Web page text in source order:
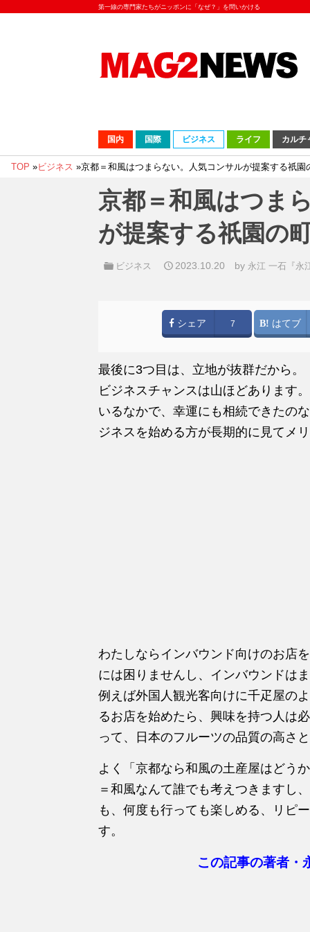
第一線の専門家たちがニッポンに「なぜ？」を問いかける
国内 国際 ビジネス ライフ カルチ
TOP »ビジネス »京都＝和風はつまらない。人気コンサルが提案する祇園
京都＝和風はつま
が提案する祇園の
ビジネス 2023.10.20 by 永江 一石『永
シェア 7 はてブ
最後に3つ目は、立地が抜群だから
ビジネスチャンスは山ほどあります
いるなかで、幸運にも相続できたの
ジネスを始める方が長期的に見てメ
わたしならインバウンド向けのお店
には困りませんし、インバウンドは
例えば外国人観光客向けに千疋屋の
るお店を始めたら、興味を持つ人は
って、日本のフルーツの品質の高さ
よく「京都なら和風の土産屋はどう
＝和風なんて誰でも考えつきますし
も、何度も行っても楽しめる、リピ
す。
この記事の著者・